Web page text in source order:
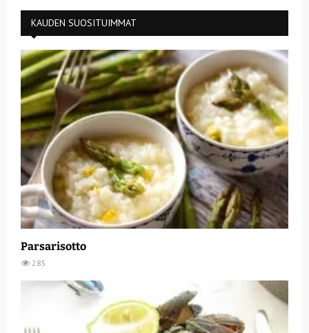
KAUDEN SUOSITUIMMAT
Parsarisotto
285